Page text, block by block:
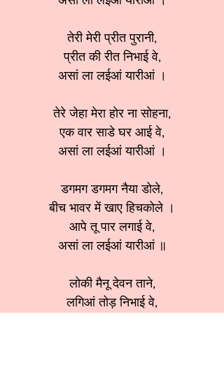
तेरी मेरी प्रीत पुरानी,
प्रीत की रीत निभाई वे,
असां ला लईआं यारीआं ।
तेरे जेहा मेरा होर ना सोहना,
एक वार साडे घर आई वे,
असां ला लईआं यारीआं ।
डगमग डगमग नैया डोले,
बीच भावर में खाए हिचकोले ।
आपे तू पार लगाई वे,
असां ला लईआं यारीआं ॥
लोकी मैनू देवन ताने,
लगिआं तोड़ निभाई वे,